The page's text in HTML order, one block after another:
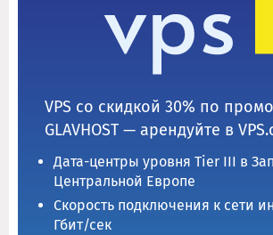
VPS со скидкой 30% по
GLAVHOST — арендуйте в
Дата-центры уровня Tier III в
Центральной Европе
Скорость подключения к сети
Гбит/сек